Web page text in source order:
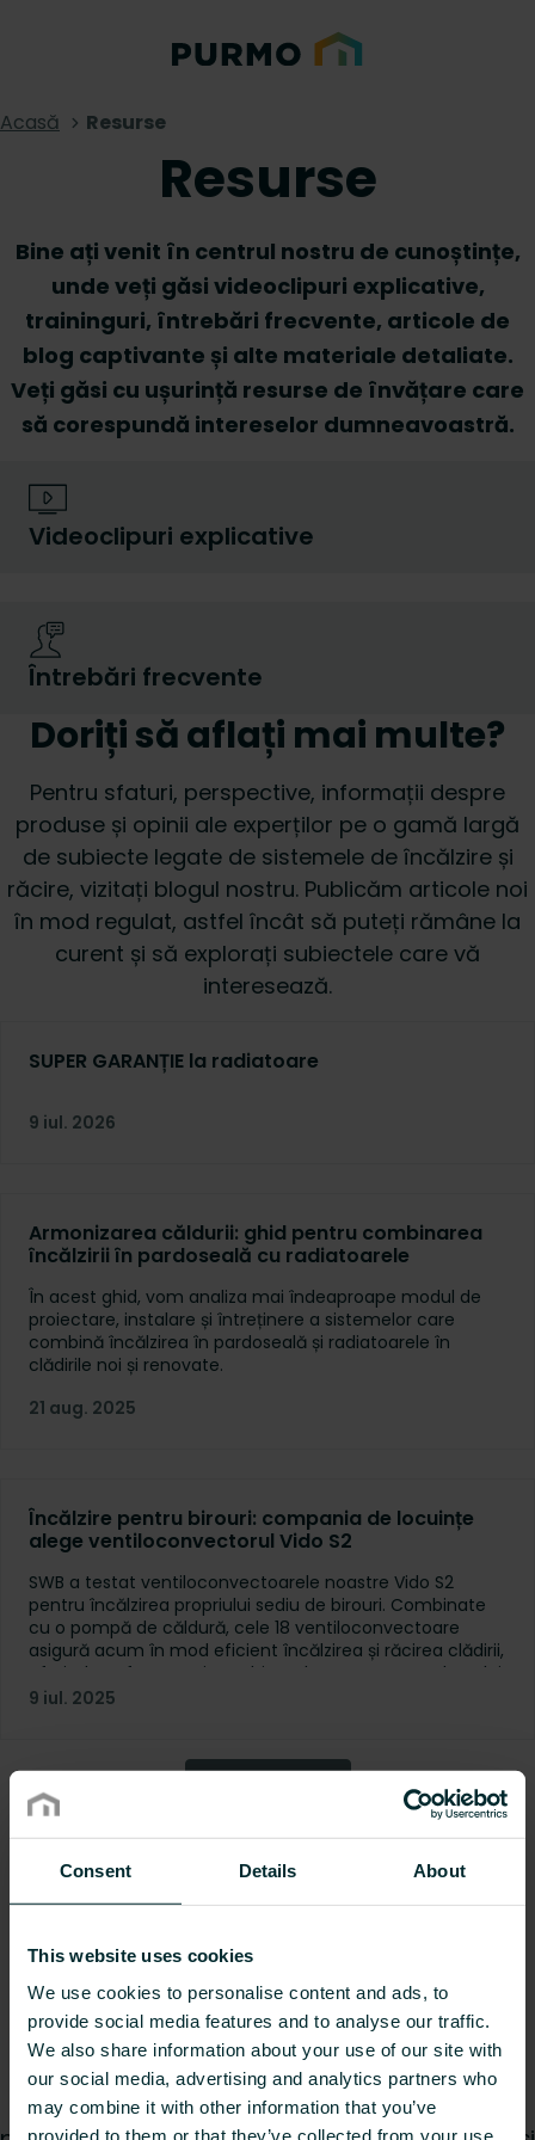
Consent Details About
This website uses cookies
We use cookies to personalise content and ads, to
provide social media features and to analyse our traffic.
We also share information about your use of our site with
our social media, advertising and analytics partners who
may combine it with other information that you’ve
provided to them or that they’ve collected from your use
Acasă Resurse
Resurse
Bine ați venit în centrul nostru de cunoștințe,
unde veți găsi videoclipuri explicative,
traininguri, întrebări frecvente, articole de
blog captivante și alte materiale detaliate.
Veți găsi cu ușurință resurse de învățare care
să corespundă intereselor dumneavoastră.
Videoclipuri explicative
Întrebări frecvente
Doriți să aflați mai multe?
Pentru sfaturi, perspective, informații despre
produse și opinii ale experților pe o gamă largă
de subiecte legate de sistemele de încălzire și
răcire, vizitați blogul nostru. Publicăm articole noi
în mod regulat, astfel încât să puteți rămâne la
curent și să explorați subiectele care vă
interesează.
SUPER GARANȚIE la radiatoare
9 iul. 2026
Armonizarea căldurii: ghid pentru combinarea
încălzirii în pardoseală cu radiatoarele
În acest ghid, vom analiza mai îndeaproape modul de
proiectare, instalare și întreținere a sistemelor care
combină încălzirea în pardoseală și radiatoarele în
clădirile noi și renovate.
21 aug. 2025
Încălzire pentru birouri: compania de locuințe
alege ventiloconvectorul Vido S2
SWB a testat ventiloconvectoarele noastre Vido S2
pentru încălzirea propriului sediu de birouri. Combinate
cu o pompă de căldură, cele 18 ventiloconvectoare
asigură acum în mod eficient încălzirea și răcirea clădirii,
oferind confort termic ambiental pe tot parcursul anului.
9 iul. 2025
Centrul de cunoștințe
pentru confortul climatic
interior
activitate complexă, care necesită înțelegerea
multor factori ce pot influența rezultatul final. De
la efectul climatului interior asupra ocupanților
unei încăperi și inovațiile tehnologice ale